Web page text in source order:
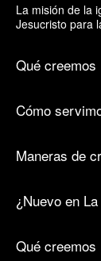
La misión de la
Jesucristo para
Qué creemos
Cómo
Maneras de
¿Nuevo en
Qué creemos